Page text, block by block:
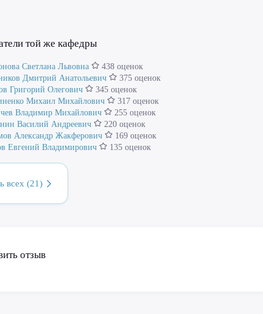
той же кафедры
Светлана Львовна
438 оценок
Дмитрий Анатольевич
375 оценок
Григорий Олегович
345 оценок
Михаил Михайлович
317 оценок
Владимир Михайлович
255 оценок
Василий Андреевич
220 оценок
Александр Жакферович
169 оценок
Евгений Владимирович
135 оценок
всех (21)
отзыв